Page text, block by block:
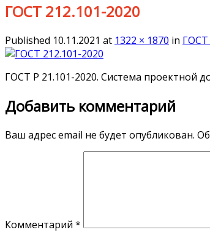
ГОСТ 212.101-2020
Published 10.11.2021 at 1322 × 1870 in ГОСТ
ГОСТ Р 21.101-2020. Система проектной
Добавить комментарий
Ваш адрес email не будет опубликован.
Комментарий *